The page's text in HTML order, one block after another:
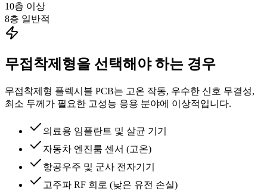
10층 이상
8층 일반적
무접착제형을 선택해야 하는 경우
무접착제형 플렉시블 PCB는 고온 작동, 우수한 신호 무결성,
최소 두께가 필요한 고성능 응용 분야에 이상적입니다.
의료용 임플란트 및 살균 기기
자동차 엔진룸 센서 (고온)
항공우주 및 군사 전자기기
고주파 RF 회로 (낮은 유전 손실)